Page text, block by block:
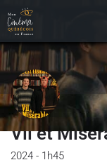
Vil et
2024 - 1h45